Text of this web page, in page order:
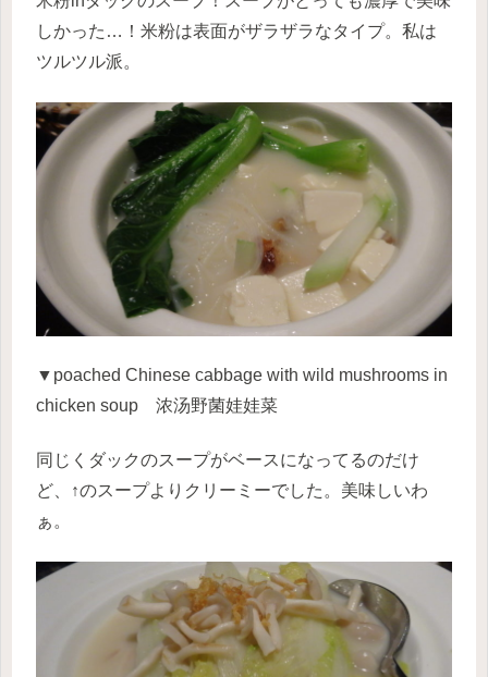
しかった…！米粉は表面がザラザラなタイプ。私は
ツルツル派。
▼poached Chinese cabbage with wild mushrooms in
chicken soup 浓汤野菌娃娃菜
同じくダックのスープがベースになってるのだけ
ど、↑のスープよりクリーミーでした。美味しいわ
ぁ。